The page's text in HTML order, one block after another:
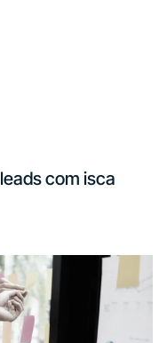
com isca